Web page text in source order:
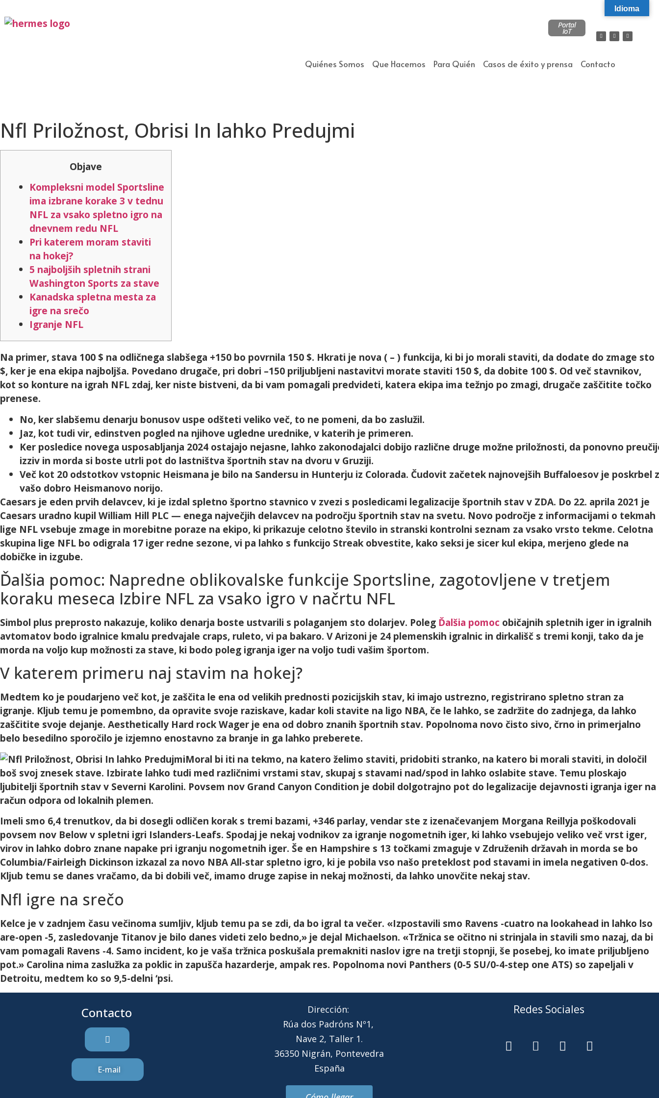
Quiénes Somos Que Hacemos Para Quién Casos de éxito y prensa Contacto
Portal
IoT
Nfl Priložnost, Obrisi In lahko Predujmi
Objave
Kompleksni model Sportsline
ima izbrane korake 3 v tednu
NFL za vsako spletno igro na
dnevnem redu NFL
Pri katerem moram staviti
na hokej?
5 najboljših spletnih strani
Washington Sports za stave
Kanadska spletna mesta za
igre na srečo
Igranje NFL
Na primer, stava 100 $ na odličnega slabšega +150 bo povrnila 150 $. Hkrati je nova ( – ) funkcija, ki bi jo morali staviti, da dodate do zmage sto
$, ker je ena ekipa najboljša. Povedano drugače, pri dobri –150 priljubljeni nastavitvi morate staviti 150 $, da dobite 100 $. Od več stavnikov,
kot so konture na igrah NFL zdaj, ker niste bistveni, da bi vam pomagali predvideti, katera ekipa ima težnjo po zmagi, drugače zaščitite točko
prenese.
No, ker slabšemu denarju bonusov uspe odšteti veliko več, to ne pomeni, da bo zaslužil.
Jaz, kot tudi vir, edinstven pogled na njihove ugledne urednike, v katerih je primeren.
Ker posledice novega usposabljanja 2024 ostajajo nejasne, lahko zakonodajalci dobijo različne druge možne priložnosti, da ponovno
izziv in morda si boste utrli pot do lastništva športnih stav na dvoru v Gruziji.
Več kot 20 odstotkov vstopnic Heismana je bilo na Sandersu in Hunterju iz Colorada. Čudovit začetek najnovejših Buffaloesov je poskrbel
vašo dobro Heismanovo norijo.
Caesars je eden prvih delavcev, ki je izdal spletno športno stavnico v zvezi s posledicami legalizacije športnih stav v ZDA. Do 22. aprila 2021 je
Caesars uradno kupil William Hill PLC — enega največjih delavcev na področju športnih stav na svetu. Novo področje z informacijami o tekmah
lige NFL vsebuje zmage in morebitne poraze na ekipo, ki prikazuje celotno število in stranski kontrolni seznam za vsako vrsto tekme. Celotna
skupina lige NFL bo odigrala 17 iger redne sezone, vi pa lahko s funkcijo Streak obvestite, kako seksi je sicer kul ekipa, merjeno glede na
dobičke in izgube.
Ďalšia pomoc: Napredne oblikovalske funkcije Sportsline, zagotovljene v tretjem
koraku meseca Izbire NFL za vsako igro v načrtu NFL
Simbol plus preprosto nakazuje, koliko denarja boste ustvarili s polaganjem sto dolarjev. Poleg Ďalšia pomoc običajnih spletnih iger in igralnih
avtomatov bodo igralnice kmalu predvajale craps, ruleto, vi pa bakaro. V Arizoni je 24 plemenskih igralnic in dirkališč s tremi konji, tako da je
morda na voljo kup možnosti za stave, ki bodo poleg igranja iger na voljo tudi vašim športom.
V katerem primeru naj stavim na hokej?
Medtem ko je poudarjeno več kot, je zaščita le ena od velikih prednosti pozicijskih stav, ki imajo ustrezno, registrirano spletno stran za
igranje. Kljub temu je pomembno, da opravite svoje raziskave, kadar koli stavite na ligo NBA, če le lahko, se zadržite do zadnjega, da lahko
zaščitite svoje dejanje. Aesthetically Hard rock Wager je ena od dobro znanih športnih stav. Popolnoma novo čisto sivo, črno in primerjalno
belo besedilno sporočilo je izjemno enostavno za branje in ga lahko preberete.
Moral bi iti na tekmo, na katero želimo staviti, pridobiti stranko, na katero bi morali staviti, in določil
boš svoj znesek stave. Izbirate lahko tudi med različnimi vrstami stav, skupaj s stavami nad/spod in lahko oslabite stave. Temu ploskajo
ljubitelji športnih stav v Severni Karolini. Povsem nov Grand Canyon Condition je dobil dolgotrajno pot do legalizacije dejavnosti igranja iger na
račun odpora od lokalnih plemen.
Imeli smo 6,4 trenutkov, da bi dosegli odličen korak s tremi bazami, +346 parlay, vendar ste z izenačevanjem Morgana Reillyja poškodovali
povsem nov Below v spletni igri Islanders-Leafs. Spodaj je nekaj vodnikov za igranje nogometnih iger, ki lahko vsebujejo veliko več vrst iger,
virov in lahko dobro znane napake pri igranju nogometnih iger. Še en Hampshire s 13 točkami zmaguje v Združenih državah in morda se bo
Columbia/Fairleigh Dickinson izkazal za novo NBA All-star spletno igro, ki je pobila vso našo preteklost pod stavami in imela negativen 0-dos.
Kljub temu se danes vračamo, da bi dobili več, imamo druge zapise in nekaj možnosti, da lahko unovčite nekaj stav.
Nfl igre na srečo
Kelce je v zadnjem času večinoma sumljiv, kljub temu pa se zdi, da bo igral ta večer. «Izpostavili smo Ravens -cuatro na lookahead in lahko lso
are-open -5, zasledovanje Titanov je bilo danes videti zelo bedno,» je dejal Michaelson. «Tržnica se očitno ni strinjala in stavili smo nazaj, da bi
vam pomagali Ravens -4. Samo incident, ko je vaša tržnica poskušala premakniti naslov igre na tretji stopnji, še posebej, ko imate priljubljeno
pot.» Carolina nima zaslužka za poklic in zapušča hazarderje, ampak res. Popolnoma novi Panthers (0-5 SU/0-4-step one ATS) so zapeljali v
Detroitu, medtem ko so 9,5-delni ‘psi.
Contacto
E-mail
Dirección:
Rúa dos Padróns Nº1,
Nave 2, Taller 1.
36350 Nigrán, Pontevedra
España
Redes Sociales
Idioma